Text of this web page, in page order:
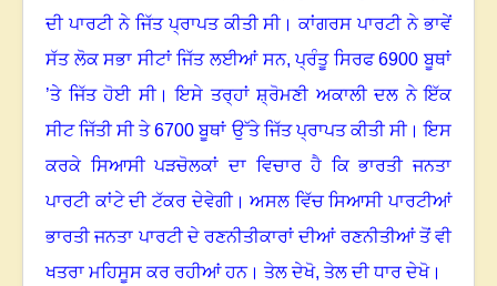
ਦੀ ਪਾਰਟੀ ਨੇ ਜਿੱਤ ਪ੍ਰਾਪਤ ਕੀਤੀ ਸੀ।ਕਾਂਗਰਸ ਪਾਰਟੀ ਨੇ ਭਾਵੇਂ
ਸੱਤ ਲੋਕ ਸਭਾ ਸੀਟਾਂ ਜਿੱਤ ਲਈਆਂ ਸਨ, ਪ੍ਰੰਤੂ ਸਿਰਫ 6900 ਬੂਥਾਂ
’ਤੇ ਜਿੱਤ ਹੋਈ ਸੀ।ਇਸੇ ਤਰ੍ਹਾਂ ਸ਼੍ਰੋਮਣੀ ਅਕਾਲੀ ਦਲ ਨੇ ਇੱਕ
ਸੀਟ ਜਿੱਤੀ ਸੀ ਤੇ6700 ਬੂਥਾਂ ਉੱਤੇ ਜਿੱਤ ਪ੍ਰਾਪਤ ਕੀਤੀ ਸੀ।ਇਸ
ਕਰਕੇ ਸਿਆਸੀ ਪੜਚੋਲਕਾਂ ਦਾ ਵਿਚਾਰ ਹੈ ਕਿ ਭਾਰਤੀ ਜਨਤਾ
ਪਾਰਟੀ ਕਾਂਟੇ ਦੀ ਟੱਕਰ ਦੇਵੇਗੀ।ਅਸਲ ਵਿੱਚ ਸਿਆਸੀ ਪਾਰਟੀਆਂ
ਭਾਰਤੀ ਜਨਤਾ ਪਾਰਟੀ ਦੇ ਰਣਨੀਤੀਕਾਰਾਂ ਦੀਆਂ ਰਣਨੀਤੀਆਂ ਤੋਂ ਵੀ
ਖਤਰਾ ਮਹਿਸੂਸ ਕਰ ਰਹੀਆਂ ਹਨ। ਤੇਲ ਦੇਖੋ, ਤੇਲ ਦੀ ਧਾਰ ਦੇਖੋ।